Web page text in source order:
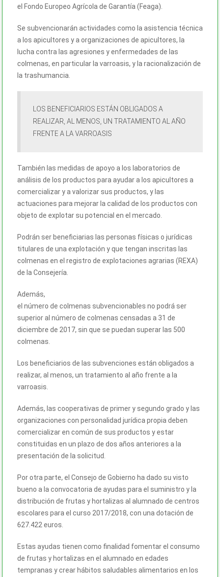
el Fondo Europeo Agrícola de Garantía (Feaga).
Se subvencionarán actividades como la asistencia técnica
a los apicultores y a organizaciones de apicultores, la
lucha contra las agresiones y enfermedades de las
colmenas, en particular la varroasis, y la racionalización de
la trashumancia.
LOS BENEFICIARIOS ESTÁN OBLIGADOS A
REALIZAR, AL MENOS, UN TRATAMIENTO AL AÑO
FRENTE A LA VARROASIS
También las medidas de apoyo a los laboratorios de
análisis de los productos para ayudar a los apicultores a
comercializar y a valorizar sus productos, y las
actuaciones para mejorar la calidad de los productos con
objeto de explotar su potencial en el mercado.
Podrán ser beneficiarias las personas físicas o jurídicas
titulares de una explotación y que tengan inscritas las
colmenas en el registro de explotaciones agrarias (REXA)
de la Consejería.
Además,
el número de colmenas subvencionables no podrá ser
superior al número de colmenas censadas a 31 de
diciembre de 2017, sin que se puedan superar las 500
colmenas.
Los beneficiarios de las subvenciones están obligados a
realizar, al menos, un tratamiento al año frente a la
varroasis.
Además, las cooperativas de primer y segundo grado y las
organizaciones con personalidad jurídica propia deben
comercializar en común de sus productos y estar
constituidas en un plazo de dos años anteriores a la
presentación de la solicitud.
Por otra parte, el Consejo de Gobierno ha dado su visto
bueno a la convocatoria de ayudas para el suministro y la
distribución de frutas y hortalizas al alumnado de centros
escolares para el curso 2017/2018, con una dotación de
627.422 euros.
Estas ayudas tienen como finalidad fomentar el consumo
de frutas y hortalizas en el alumnado en edades
tempranas y crear hábitos saludables alimentarios en los